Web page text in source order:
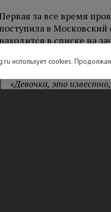
за все время
поступила в
находится в списке на
«Девочка, это
использует cookies.